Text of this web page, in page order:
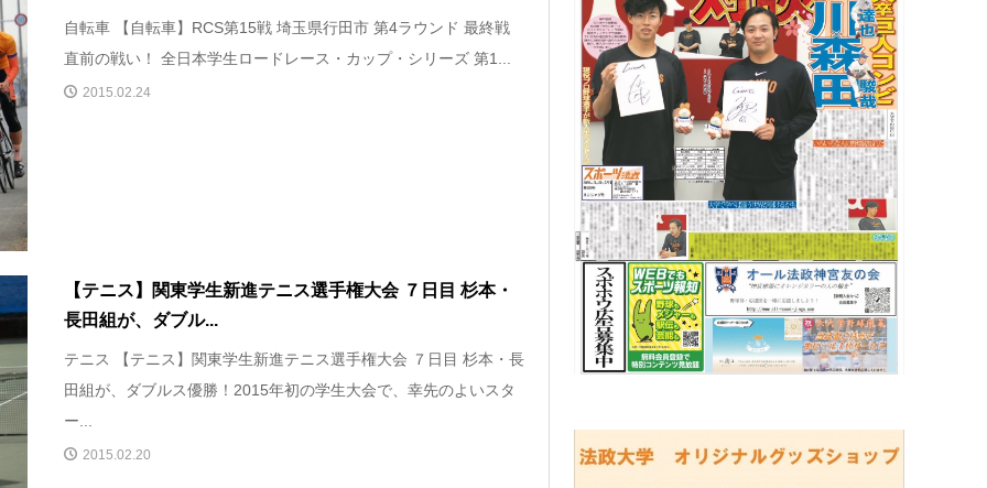
自転車 【自転車】RCS第15戦 埼玉県行田市 第4ラウンド 最終戦
直前の戦い！ 全日本学生ロードレース・カップ・シリーズ 第1...
2015.02.24
【テニス】関東学生新進テニス選手権大会 ７日目 杉本・
長田組が、ダブル...
テニス 【テニス】関東学生新進テニス選手権大会 ７日目 杉本・長
田組が、ダブルス優勝！2015年初の学生大会で、幸先のよいスタ
ー...
2015.02.20